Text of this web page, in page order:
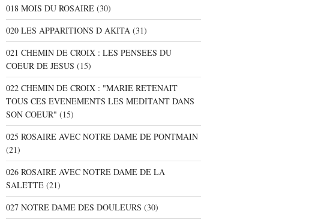
018 MOIS DU ROSAIRE(30)
020 LES APPARITIONS D AKITA(31)
021 CHEMIN DE CROIX : LES PENSEES DU
COEUR DE JESUS (15)
022 CHEMIN DE CROIX : "MARIE RETENAIT
TOUS CES EVENEMENTS LES MEDITANT DANS
SON COEUR" (15)
025 ROSAIRE AVEC NOTRE DAME DE PONTMAIN
(21)
026 ROSAIRE AVEC NOTRE DAME DE LA
SALETTE(21)
027 NOTRE DAME DES DOULEURS (30)